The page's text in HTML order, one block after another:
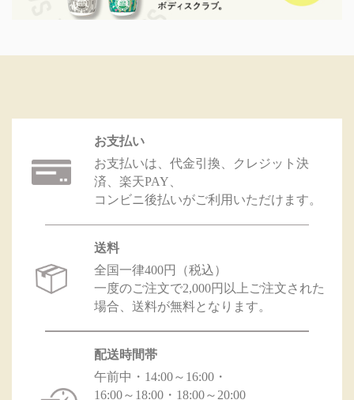
お支払い
お支払いは、代金引換、クレジット決
済、楽天PAY、
コンビニ後払いがご利用いただけます。
送料
全国一律400円（税込）
一度のご注文で2,000円以上ご注文された
場合、送料が無料となります。
配送時間帯
午前中・14:00～16:00・
16:00～18:00・18:00～20:00